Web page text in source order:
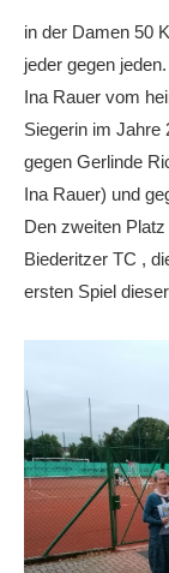
in der Damen 50
jeder gegen jeden.
Ina Rauer vom
Siegerin im Jahre
gegen Gerlinde
Ina Rauer) und
Den zweiten
Biederitzer TC ,
ersten Spiel